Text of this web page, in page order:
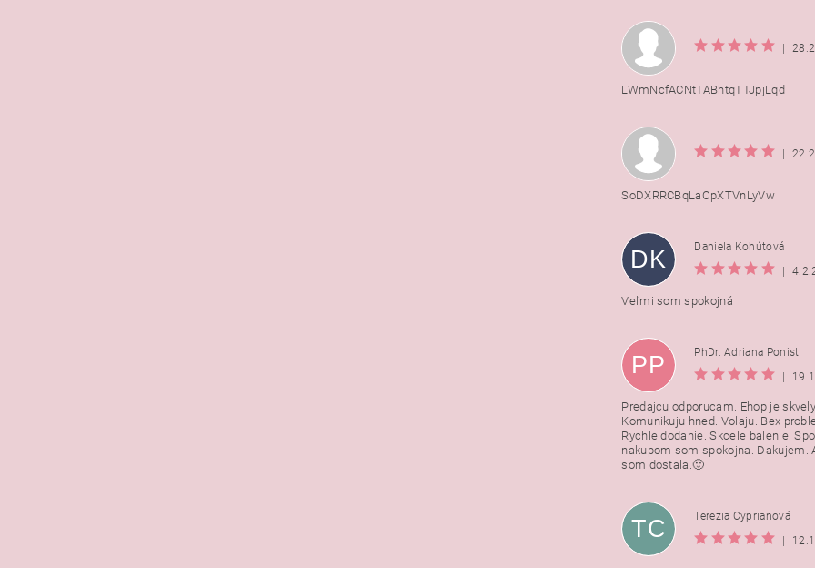
|
LWmNcfACNtTABhtqTTJpjLqd
|
SoDXRRCBqLaOpXTVnLyVw
DK
Daniela Kohútová
|
Veľmi som spokojná
PP
PhDr. Adriana Ponist
|
Predajcu odporucam. Ehop je skvely.
Komunikuju hned. Volaju. Bex
Rychle dodanie. Skcele balenie.
nakupom som spokojna. Dakujem.
som dostala.🙂
TC
Terezia Cyprianová
|